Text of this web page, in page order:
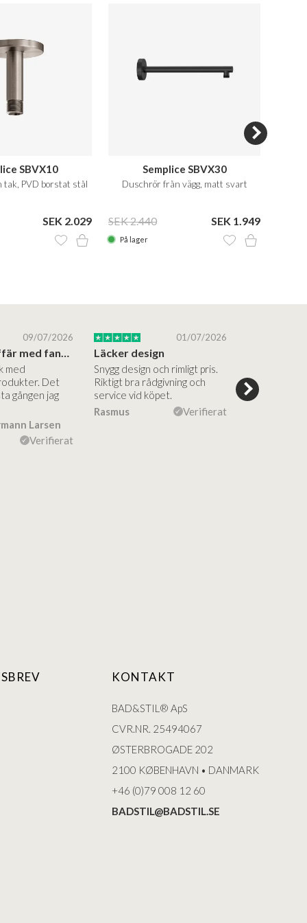
SBVX10
PVD borstat stål
SEK 2.029
Semplice SBVX30
Duschrör från vägg, matt svart
SEK 2.440 SEK 1.949
På lager
09/07/2026
Superbra affär med fantastiska produkter
med
Det
gången jag
Larsen
Verifierat
01/07/2026
Läcker design
Snygg design och rimligt pris.
Riktigt bra rådgivning och
service vid köpet.
Rasmus
Verifierat
hjälpsamma
vägledning
KONTAKT
BAD&STIL® ApS
CVR.NR. 25494067
ØSTERBROGADE 202
2100 KØBENHAVN • DANMARK
+46 (0)79 008 12 60
BADSTIL@BADSTIL.SE